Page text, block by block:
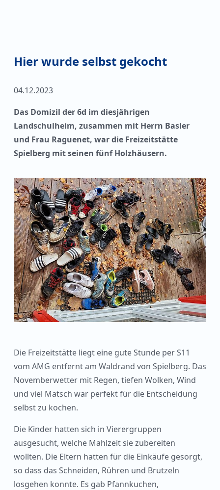
Hier wurde selbst gekocht
04.12.2023
Das Domizil der 6d im diesjährigen
Landschulheim, zusammen mit Herrn Basler
und Frau Raguenet, war die Freizeitstätte
Spielberg mit seinen fünf Holzhäusern.
Die Freizeitstätte liegt eine gute Stunde per S11
vom AMG entfernt am Waldrand von Spielberg. Das
Novemberwetter mit Regen, tiefen Wolken, Wind
und viel Matsch war perfekt für die Entscheidung
selbst zu kochen.
Die Kinder hatten sich in Vierergruppen
ausgesucht, welche Mahlzeit sie zubereiten
wollten. Die Eltern hatten für die Einkäufe gesorgt,
so dass das Schneiden, Rühren und Brutzeln
losgehen konnte. Es gab Pfannkuchen,